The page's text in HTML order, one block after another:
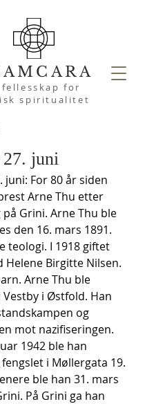
fellesskap for
spiritualitet
juni
juni: For 80 år siden
Arne Thu etter
Grini. Arne Thu ble
den 16. mars 1891.
teologi. I 1918 giftet
Helene Birgitte Nilsen.
Arne Thu ble
i Østfold. Han
og
mot nazifiseringen.
1942 ble han
i Møllergata 19.
ble han 31. mars
På Grini ga han